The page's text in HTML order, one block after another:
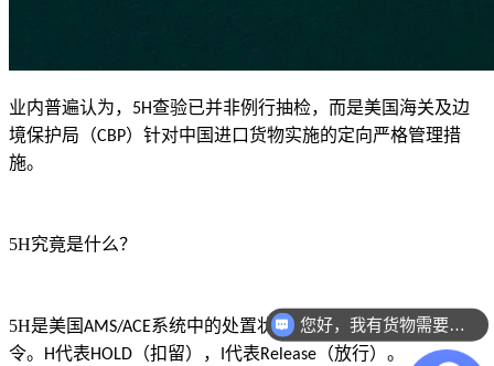
业内普遍认为， 5H查验已并非例行抽检，而是美国海关及边
境保护局（CBP）针对中国进口货物实施的定向严格管理措
施。
5H究竟是什么？
5H是美国AMS/ACE系统中的处置状态代码，属于海关扣留指
令。 H代表HOLD （扣留）， I代表Release （放行）。
您好，我有货物需要你们的产品。
你们是怎么收费的呢？